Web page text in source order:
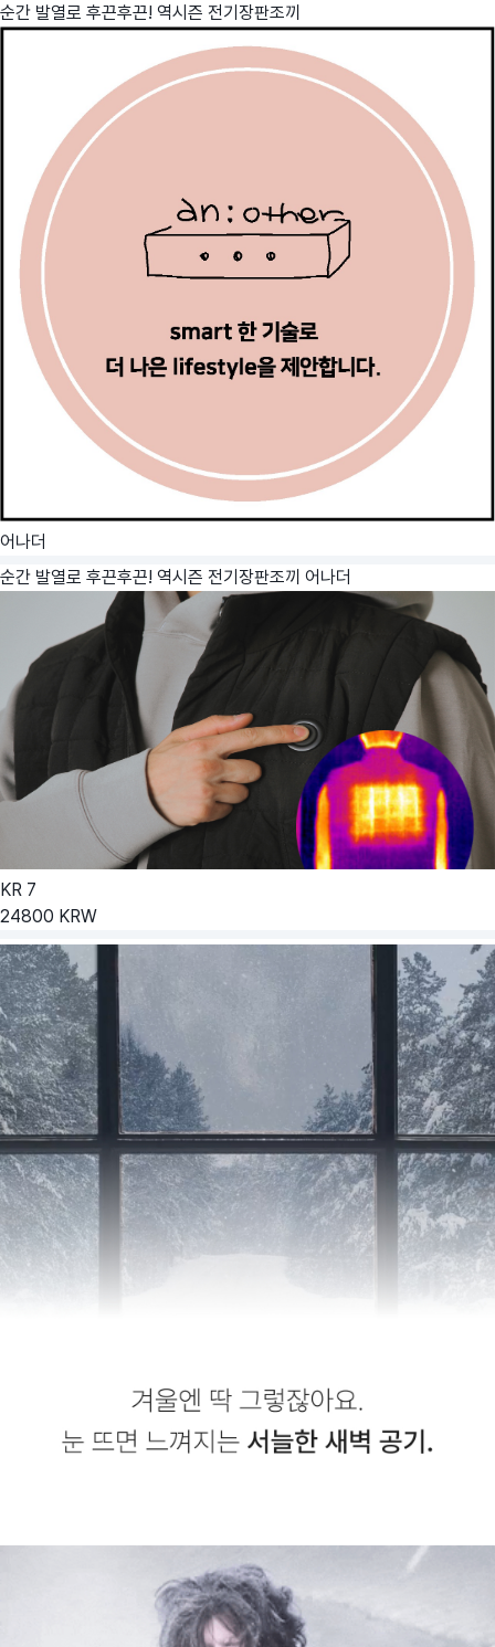
순간 발열로 후끈후끈! 역시즌 전기장판조끼
어나더
순간 발열로 후끈후끈! 역시즌 전기장판조끼 어나더
KR 7
24800 KRW